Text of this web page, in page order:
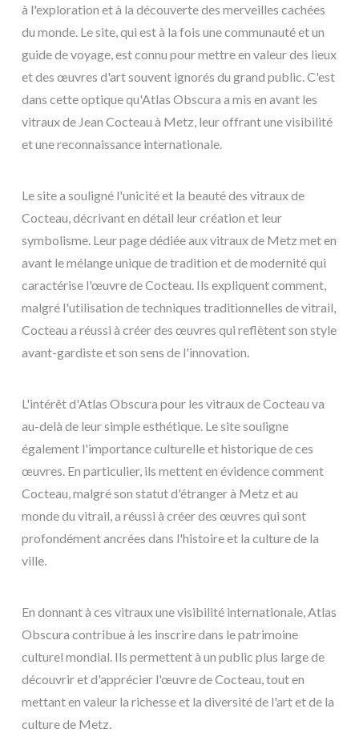
à l'exploration et à la découverte des merveilles cachées
du monde. Le site, qui est à la fois une communauté et un
guide de voyage, est connu pour mettre en valeur des lieux
et des œuvres d'art souvent ignorés du grand public. C'est
dans cette optique qu'Atlas Obscura a mis en avant les
vitraux de Jean Cocteau à Metz, leur offrant une visibilité
et une reconnaissance internationale.
Le site a souligné l'unicité et la beauté des vitraux de
Cocteau, décrivant en détail leur création et leur
symbolisme. Leur page dédiée aux vitraux de Metz met en
avant le mélange unique de tradition et de modernité qui
caractérise l'œuvre de Cocteau. Ils expliquent comment,
malgré l'utilisation de techniques traditionnelles de vitrail,
Cocteau a réussi à créer des œuvres qui reflètent son style
avant-gardiste et son sens de l'innovation.
L'intérêt d'Atlas Obscura pour les vitraux de Cocteau va
au-delà de leur simple esthétique. Le site souligne
également l'importance culturelle et historique de ces
œuvres. En particulier, ils mettent en évidence comment
Cocteau, malgré son statut d'étranger à Metz et au
monde du vitrail, a réussi à créer des œuvres qui sont
profondément ancrées dans l'histoire et la culture de la
ville.
En donnant à ces vitraux une visibilité internationale, Atlas
Obscura contribue à les inscrire dans le patrimoine
culturel mondial. Ils permettent à un public plus large de
découvrir et d'apprécier l'œuvre de Cocteau, tout en
mettant en valeur la richesse et la diversité de l'art et de la
culture de Metz.